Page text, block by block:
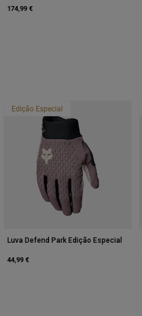
174,99 €
Edição Especial
Luva Defend Park Edição Especial
44,99 €